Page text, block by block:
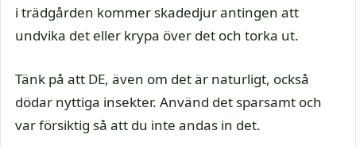
i trädgården kommer skadedjur antingen att
undvika det eller krypa över det och torka ut.
Tänk på att DE, även om det är naturligt, också
dödar nyttiga insekter. Använd det sparsamt och
var försiktig så att du inte andas in det.